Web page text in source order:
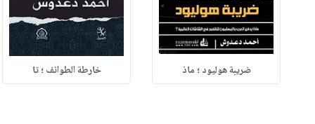
ضريبة هوليود ؛ ماذ خارطة الطوائف ؛ تا